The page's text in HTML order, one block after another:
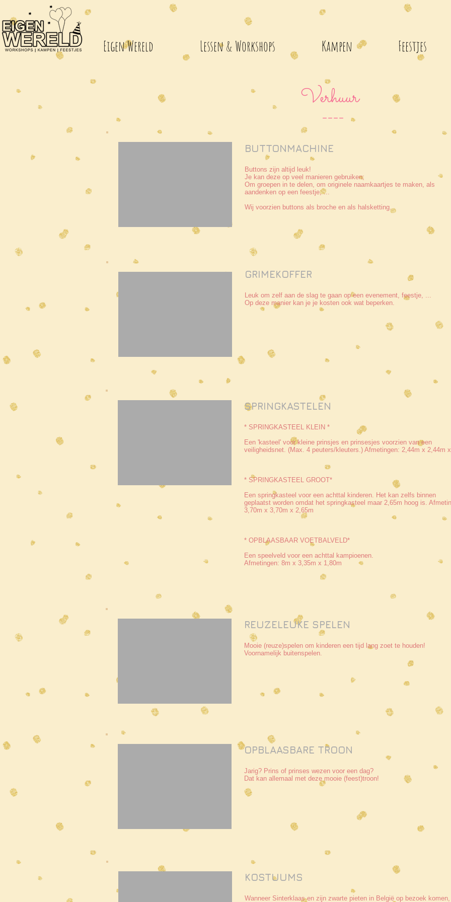
Eigen Wereld Lessen & Workshops Kampen Feestjes
Verhuur
BUTTONMACHINE
Buttons zijn altijd leuk!
Je kan deze op veel manieren gebruiken;
Om groepen in te delen, om originele naamkaartjes te maken, als
aandenken op een feestje, ...
Wij voorzien buttons als broche en als halsketting.
GRIMEKOFFER
Leuk om zelf aan de slag te gaan op een evenement, feestje, ...
Op deze manier kan je je kosten ook wat beperken.
SPRINGKASTELEN
* SPRINGKASTEEL KLEIN *
Een 'kasteel' voor kleine prinsjes en prinsesjes voorzien van een
veiligheidsnet. (Max. 4 peuters/kleuters.) Afmetingen: 2,44m x 2,44m
* SPRINGKASTEEL GROOT*
Een springkasteel voor een achttal kinderen. Het kan zelfs binnen
geplaatst worden omdat het springkasteel maar 2,65m hoog is.
3,70m x 3,70m x 2,65m
* OPBLAASBAAR VOETBALVELD*
Een speelveld voor een achttal kampioenen.
Afmetingen: 8m x 3,35m x 1,80m
REUZELEUKE SPELEN
Mooie (reuze)spelen om kinderen een tijd lang zoet te houden!
Voornamelijk buitenspelen.
OPBLAASBARE TROON
Jarig? Prins of prinses wezen voor een dag?
Dat kan allemaal met deze mooie (feest)troon!
KOSTUUMS
Wanneer Sinterklaas en zijn zwarte pieten in België op bezoek komen,